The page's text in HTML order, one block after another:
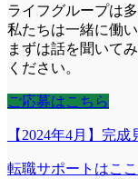
ライフグループは
私たちは一緒に働
まずは話を聞いて
ください。
ご応募はこちら
【2024年4月】完
転職サポートはこ